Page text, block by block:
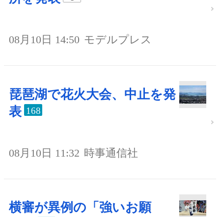
08月10日 14:50 モデルプレス
琵琶湖で花火大会、中止を発
表 168
08月10日 11:32 時事通信社
横審が異例の「強いお願